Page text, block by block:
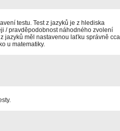
testu. Test z jazyků je z hlediska
/ pravděpodobnost náhodného zvolení
jazyků měl nastavenou laťku správně cca
u matematiky.